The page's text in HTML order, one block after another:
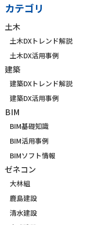
カテゴリ
土木
土木DXトレンド解説
土木DX活用事例
建築
建築DXトレンド解説
建築DX活用事例
BIM
BIM基礎知識
BIM活用事例
BIMソフト情報
ゼネコン
大林組
鹿島建設
清水建設